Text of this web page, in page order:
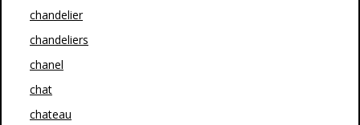
chandelier
chandeliers
chanel
chat
chateau